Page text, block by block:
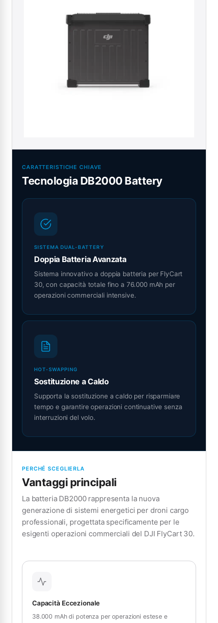
CARATTERISTICHE CHIAVE
Tecnologia DB2000 Battery
SISTEMA DUAL-BATTERY
Doppia Batteria Avanzata
Sistema innovativo a doppia batteria per FlyCart
30, con capacità totale fino a 76.000 mAh per
operazioni commerciali intensive.
HOT-SWAPPING
Sostituzione a Caldo
Supporta la sostituzione a caldo per risparmiare
tempo e garantire operazioni continuative senza
interruzioni del volo.
PERCHÉ SCEGLIERLA
Vantaggi principali
La batteria DB2000 rappresenta la nuova
generazione di sistemi energetici per droni cargo
professionali, progettata specificamente per le
esigenti operazioni commerciali del DJI FlyCart 30.
Capacità Eccezionale
38.000 mAh di potenza per operazioni estese e